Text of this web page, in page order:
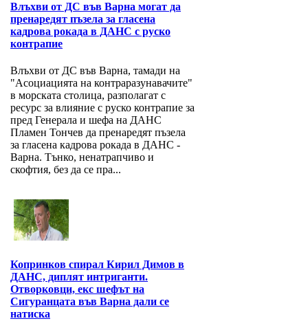
Влъхви от ДС във Варна могат да
пренаредят пъзела за гласена
кадрова рокада в ДАНС с руско
контрапие
Влъхви от ДС във Варна, тамади на
"Асоциацията на контраразунавачите"
в морската столица, разполагат с
ресурс за влияние с руско контрапие за
пред Генерала и шефа на ДАНС
Пламен Тончев да пренаредят пъзела
за гласена кадрова рокада в ДАНС -
Варна. Тънко, ненатрапчиво и
скофтия, без да се пра...
Копринков спирал Кирил Димов в
ДАНС, диплят интриганти.
Отворковци, екс шефът на
Сигуранцата във Варна дали се
натиска